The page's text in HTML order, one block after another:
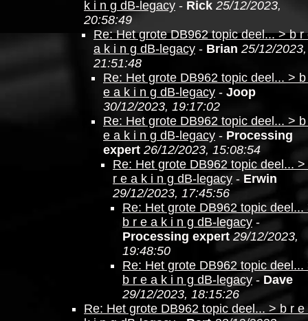
k i n g dB-legacy - Rick 25/12/2023,
20:58:49
Re: Het grote DB962 topic deel... > b r
a k i n g dB-legacy - Brian 25/12/2023,
21:51:48
Re: Het grote DB962 topic deel... >
e a k i n g dB-legacy - Joop
30/12/2023, 19:17:02
Re: Het grote DB962 topic deel... >
e a k i n g dB-legacy - Processing
expert 26/12/2023, 15:08:54
Re: Het grote DB962 topic deel... >
r e a k i n g dB-legacy - Erwin
29/12/2023, 17:45:56
Re: Het grote DB962 topic deel...
b r e a k i n g dB-legacy -
Processing expert 29/12/2023,
19:48:50
Re: Het grote DB962 topic deel...
b r e a k i n g dB-legacy - Dave
29/12/2023, 18:15:26
Re: Het grote DB962 topic deel... > b r e